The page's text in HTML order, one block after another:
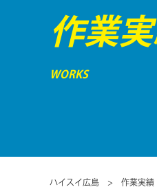
作業
WORKS
ハイスイ広島 作業実績